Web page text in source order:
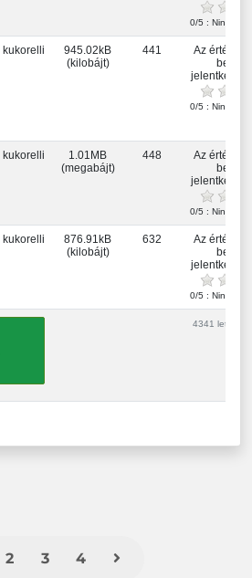
0/5 : Nincs
kukorelli
945.02kB
(kilobájt)
441
Az
be kell
0/5 : Nincs
kukorelli
1.01MB
(megabájt)
448
Az
be kell
0/5 : Nincs
kukorelli
876.91kB
(kilobájt)
632
Az
be kell
0/5 : Nincs
4341
2 3 4